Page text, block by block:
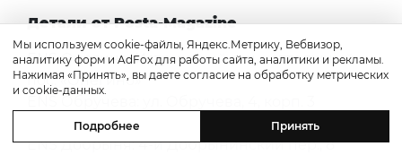
Детали от Posta-Magazine
ENS Онегино: Истринский р-н, коттеджный
пос. «Онегино»
ENS Обручева: ул. Обручева, 4, корп. 3
ENS Мосфильм: ул. Пырьева, 10A
ENS Добрыня: 4-й Добрынинский пер., 8
Мы используем cookie-файлы, Яндекс.Метрику, Вебвизор,
аналитику форм и AdFox для работы сайта, аналитики и рекламы.
Нажимая «Принять», вы даете согласие на обработку метрических
и cookie-данных.
Подробнее Принять